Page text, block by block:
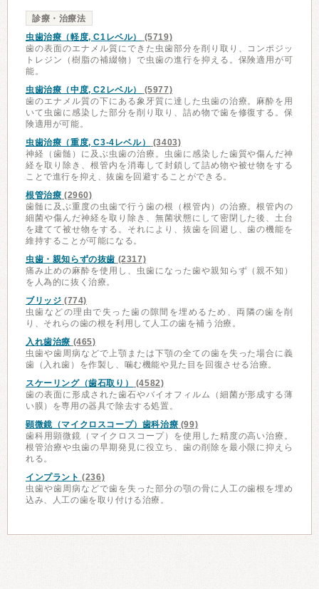
診療・治療法
虫歯治療（軽度, C1レベル）
(5719)
歯の表面のエナメル質にできた虫歯部分を削り取り、コンポジッ
トレジン（樹脂の補綴物）で虫歯の進行を抑える。保険適用が可
能。
虫歯治療（中度, C2レベル）
(5977)
歯のエナメル質の下にある象牙質に達した虫歯の治療。麻酔を用
いて虫歯に感染した部分を削り取り、詰め物で歯を修復する。保
険適用が可能。
虫歯治療（重度, C3-4レベル）
(3403)
神経（歯髄）に及ぶ虫歯の治療。虫歯に感染した歯質や傷んだ神
経を取り除き、根管内を消毒して封鎖して詰め物や被せ物をする
ことで進行を抑え、抜歯を回避することができる。
根管治療 (2960)
歯髄に及ぶ重度の虫歯で行う歯の根（根管内）の治療。根管内の
細菌や傷んだ神経を取り除き、無菌状態にして密閉した後、土台
を建てて被せ物をする。それにより、抜歯を回避し、歯の機能を
維持することが可能になる。
虫歯・親知らずの抜歯 (2317)
痛み止めの麻酔を使用し、虫歯になった歯や親知らず（親不知）
を人為的に抜く治療。
ブリッジ (774)
虫歯などの理由で失った歯の隙間を埋めるため、両隣の歯を削
り、それらの歯の根を利用して人工の歯を補う治療。
入れ歯治療 (465)
虫歯や歯周病などで上顎または下顎の全ての歯を失った場合に義
歯（入れ歯）を作製し、噛む機能や見た目を回復させる治療。
スケーリング（歯石取り）
(4582)
歯の表面に形成された歯石やバイオフィルム（細菌が形成する薄
い膜）を専用の器具で除去する処置。
顕微鏡（マイクロスコープ）歯科治療 (99)
歯科用顕微鏡（マイクロスコープ）を使用した精度の高い治療。
根管治療や虫歯の早期発見に役立ち、歯の削除を最小限に抑えら
れる。
インプラント (236)
虫歯や歯周病などで歯を失った部分の顎の骨に人工の歯根を埋め
込み、人工の歯を取り付ける治療。